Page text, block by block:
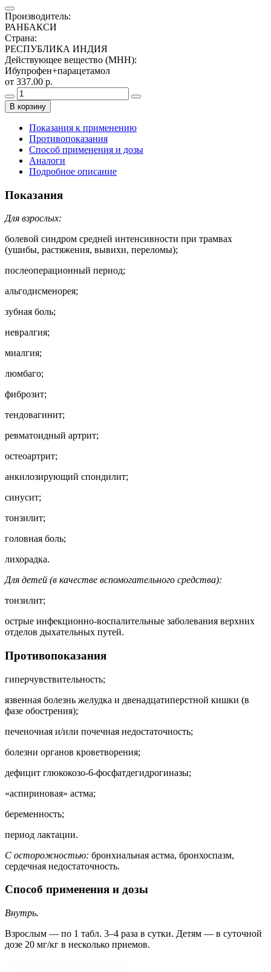
Производитель:
РАНБАКСИ
Страна:
РЕСПУБЛИКА ИНДИЯ
Действующее вещество (МНН):
Ибупрофен+парацетамол
от 337.00 р.
В корзину
Показания к применению
Противопоказания
Способ применения и дозы
Аналоги
Подробное описание
Показания
Для взрослых:
болевой синдром средней интенсивности при трамвах
(ушибы, растяжения, вывихи, переломы);
послеоперационный период;
альгодисменорея;
зубная боль;
невралгия;
миалгия;
люмбаго;
фиброзит;
тендовагинит;
ревматоидный артрит;
остеоартрит;
анкилозирующий спондилит;
синусит;
тонзилит;
головная боль;
лихорадка.
Для детей (в качестве вспомогательного средства):
тонзилит;
острые инфекционно-воспалительные заболевания верхних
отделов дыхательных путей.
Противопоказания
гиперчувствительность;
язвенная болезнь желудка и двенадцатиперстной кишки (в
фазе обострения);
печеночная и/или почечная недостаточность;
болезни органов кроветворения;
дефицит глюкокозо-6-фосфатдегидрогиназы;
«аспириновая» астма;
беременность;
период лактации.
С осторожностью: бронхиальная астма, бронхоспазм,
сердечная недостаточность.
Способ применения и дозы
Внутрь.
Взрослым — по 1 табл. 3–4 раза в сутки. Детям — в суточной
дозе 20 мг/кг в несколько приемов.